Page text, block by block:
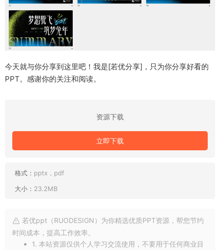
今天就与你分享到这里吧！我是[若优分享]，只为你分享好看的
PPT。感谢你的关注和阅读。
资源下载
立即下载
格式： pptx，pdf
大小： 23.2MB
若优ppt（RUODESIGN）为你精选优质PPT资源，帮您节约
时间成本，提高工作效率。
1. 本站资源仅供个人学习交流使用，不要用于任何商业目